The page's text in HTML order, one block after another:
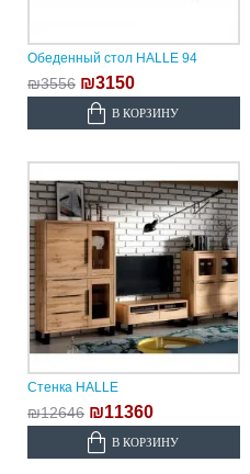
Обеденный стол HALLE 94
₪3556 ₪3150
В КОРЗИНУ
Стенка HALLE
₪12646 ₪11360
В КОРЗИНУ